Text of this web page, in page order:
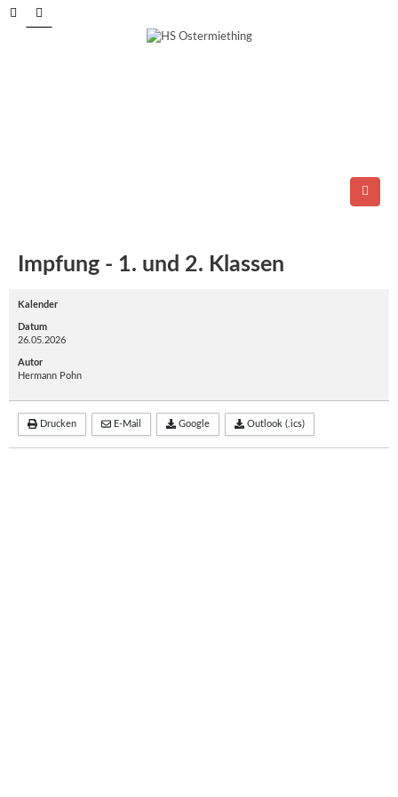
Impfung - 1. und 2. Klassen
Kalender
Datum
26.05.2026
Autor
Hermann Pohn
Drucken E-Mail Google Outlook (.ics)